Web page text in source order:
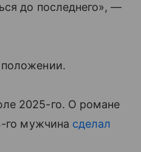
до последнего», —
2025-го. О романе
го мужчина сделал